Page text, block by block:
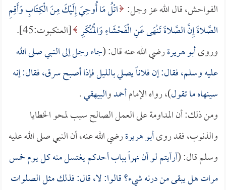
الفواحش، قال الله عز وجل: اتْلُ مَا أُوحِيَ إِلَيْكَ مِنَ الْكِتَابِ وَأَقِمِ
الصَّلاةَ إِنَّ الصَّلاةَ تَنْهَى عَنِ الْفَحْشَاءِ وَالْمُنْكَرِ [العنكبوت:45].
وروىأبو هريرةرضي الله عنه قال: (جاء رجل إلى النبي صلى الله
عليه وسلم، فقال: إن فلاناً يصلي بالليل فإذا أصبح سرق، فقال: إنه
سينهاه ما تقول)، رواه الإمامأحمدوالبيهقي.
ومن ذلك: أن المداومة على العمل الصالح سبب لمحو الخطايا
والذنوب، فقد روىأبو هريرةرضي الله عنه، أن النبي صلى الله عليه
وسلم قال: (أرأيتم لو أن نهراً بباب أحدكم يغتسل منه كل يوم خمس
مرات هل يبقى من درنه شيء؟ قالوا: لا، قال: فذلك مثل الصلوات